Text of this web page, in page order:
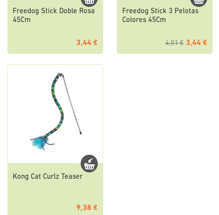
Freedog Stick Doble Rosa
45Cm
3,44 €
Freedog Stick 3 Pelotas
Colores 45Cm
4,01 € 3,44 €
Kong Cat Curlz Teaser
9,38 €